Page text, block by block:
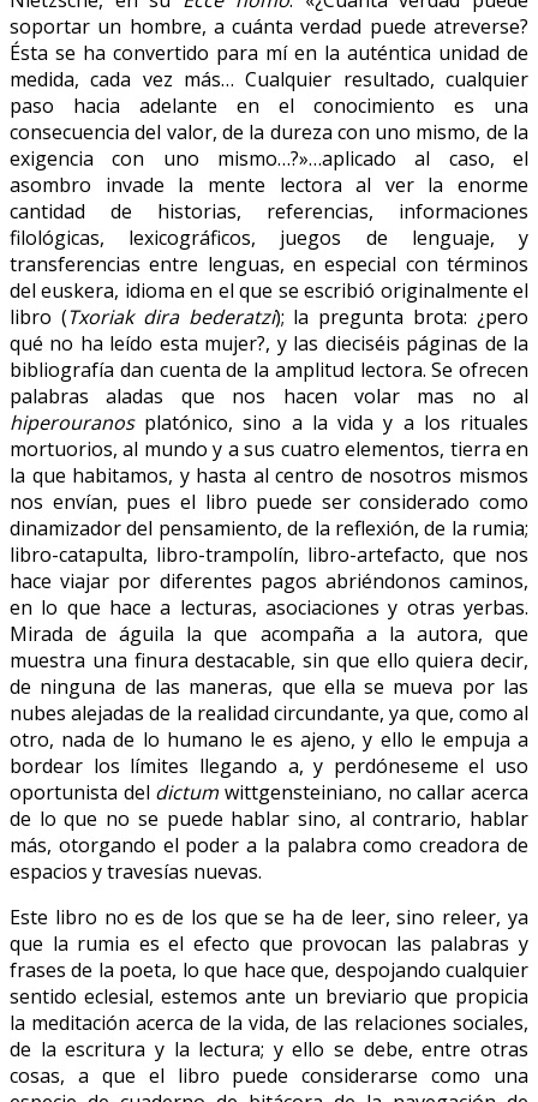
soportar un hombre, a cuánta verdad puede atreverse?
Ésta se ha convertido para mí en la auténtica unidad de
medida, cada vez más… Cualquier resultado, cualquier
paso hacia adelante en el conocimiento es una
consecuencia del valor, de la dureza con uno mismo, de la
exigencia con uno mismo…?»…aplicado al caso, el
asombro invade la mente lectora al ver la enorme
cantidad de historias, referencias, informaciones
filológicas, lexicográficos, juegos de lenguaje, y
transferencias entre lenguas, en especial con términos
del euskera, idioma en el que se escribió originalmente el
libro (Txoriak dira bederatzi); la pregunta brota: ¿pero
qué no ha leído esta mujer?, y las dieciséis páginas de la
bibliografía dan cuenta de la amplitud lectora. Se ofrecen
palabras aladas que nos hacen volar mas no al
hiperouranosplatónico, sino a la vida y a los rituales
mortuorios, al mundo y a sus cuatro elementos, tierra en
la que habitamos, y hasta al centro de nosotros mismos
nos envían, pues el libro puede ser considerado como
dinamizador del pensamiento, de la reflexión, de la rumia;
libro-catapulta, libro-trampolín, libro-artefacto, que nos
hace viajar por diferentes pagos abriéndonos caminos,
en lo que hace a lecturas, asociaciones y otras yerbas.
Mirada de águila la que acompaña a la autora, que
muestra una finura destacable, sin que ello quiera decir,
de ninguna de las maneras, que ella se mueva por las
nubes alejadas de la realidad circundante, ya que, como al
otro, nada de lo humano le es ajeno, y ello le empuja a
bordear los límites llegando a, y perdóneseme el uso
oportunista del dictum wittgensteiniano, no callar acerca
de lo que no se puede hablar sino, al contrario, hablar
más, otorgando el poder a la palabra como creadora de
espacios y travesías nuevas.
Este libro no es de los que se ha de leer, sino releer, ya
que la rumia es el efecto que provocan las palabras y
frases de la poeta, lo que hace que, despojando cualquier
sentido eclesial, estemos ante un breviario que propicia
la meditación acerca de la vida, de las relaciones sociales,
de la escritura y la lectura; y ello se debe, entre otras
cosas, a que el libro puede considerarse como una